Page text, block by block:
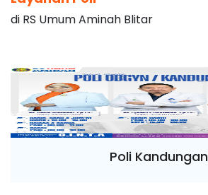
di RS Umum Aminah Blitar
Poli Kandungan